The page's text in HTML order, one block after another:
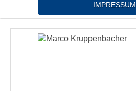
IMPRESSUM